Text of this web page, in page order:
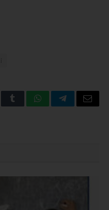
TumblrWhatsAppTelegramEmail